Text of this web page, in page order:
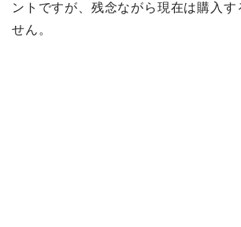
ントですが、残念ながら現在は購入す
せん。